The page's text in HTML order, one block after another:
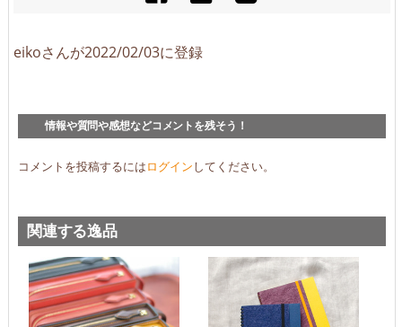
eikoさんが2022/02/03に登録
情報や質問や感想などコメントを残そう！
コメントを投稿するにはログインしてください。
関連する逸品